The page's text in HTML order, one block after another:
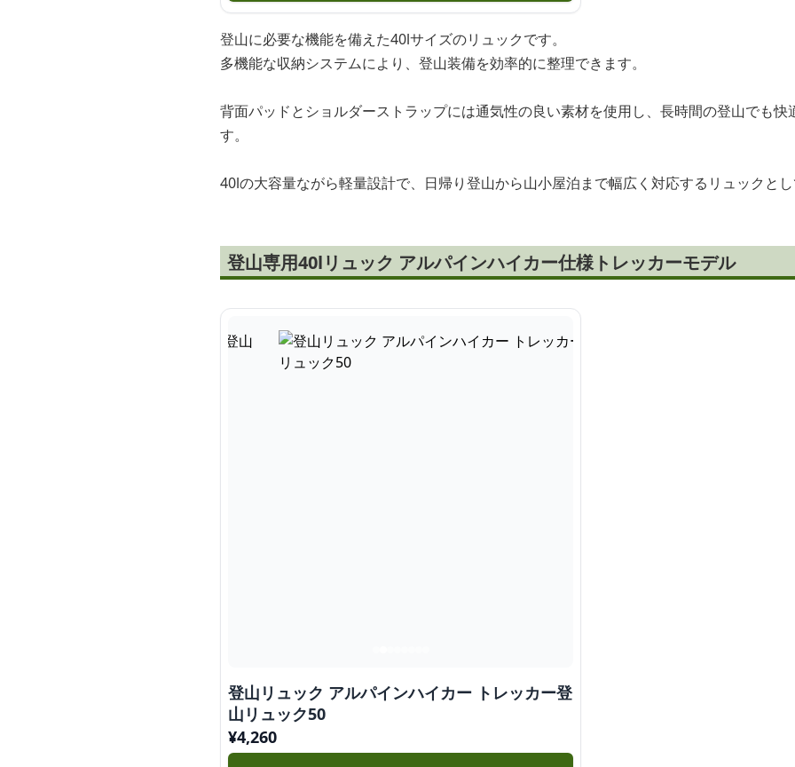
登山に必要な機能を備えた40lサイズのリュックです。
多機能な収納システムにより、登山装備を効率的に整理できます。
背面パッドとショルダーストラップには通気性の良い素材を使用し、長時間の登山でも快
す。
40lの大容量ながら軽量設計で、日帰り登山から山小屋泊まで幅広く対応するリュックとし
登山専用40lリュック アルパインハイカー仕様トレッカーモデル
登山リュック アルパインハイカー トレッカー登
山リュック50
¥4,260